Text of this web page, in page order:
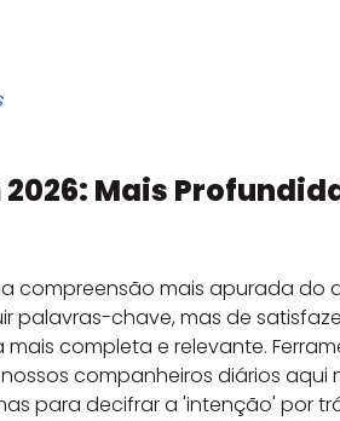
2026: Mais
compreensão mais apurada do
palavras-chave, mas de
completa e relevante.
companheiros diários aqui
para decifrar a 'intenção' por